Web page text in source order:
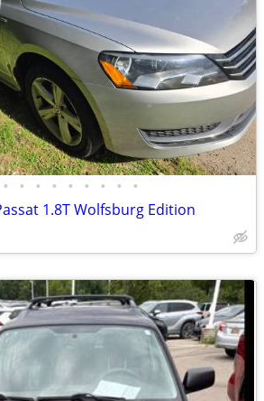
• • • • • • • • •
1.8T Wolfsburg Edition